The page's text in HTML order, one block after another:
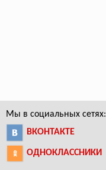
Мы в социальных сетях:
ВКОНТАКТЕ
ОДНОКЛАССНИКИ